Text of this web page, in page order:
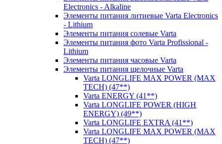
Electronics - Alkaline
Элементы питания литиевые Varta Electronics
- Lithium
Элементы питания солевые Varta
Элементы питания фото Varta Profissional -
Lithium
Элементы питания часовые Varta
Элементы питания щелочные Varta
Varta LONGLIFE MAX POWER (MAX
TECH) (47**)
Varta ENERGY (41**)
Varta LONGLIFE POWER (HIGH
ENERGY) (49**)
Varta LONGLIFE EXTRA (41**)
Varta LONGLIFE MAX POWER (MAX
TECH) (47**)